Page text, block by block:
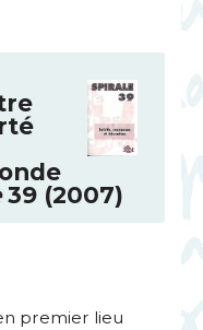
39 (2007)
premier lieu